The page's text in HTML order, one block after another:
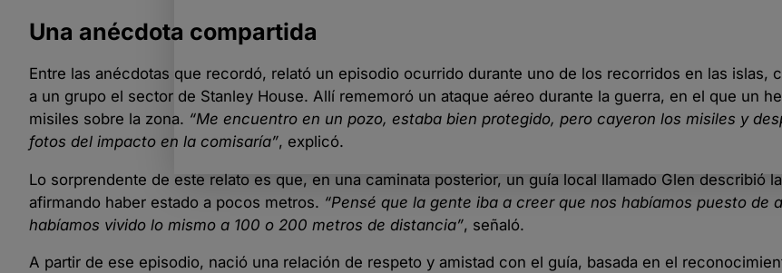
Una anécdota compartida
Entre las anécdotas que recordó, relató un episodio ocurrido durante uno de los recorridos en las islas,
a un grupo el sector de Stanley House. Allí rememoró un ataque aéreo durante la guerra, en el que un
misiles sobre la zona. “Me encuentro en un pozo, estaba bien protegido, pero cayeron los misiles y
fotos del impacto en la comisaría”, explicó.
Lo sorprendente de este relato es que, en una caminata posterior, un guía local llamado Glen describió
afirmando haber estado a pocos metros. “Pensé que la gente iba a creer que nos habíamos puesto de
habíamos vivido lo mismo a 100 o 200 metros de distancia”, señaló.
A partir de ese episodio, nació una relación de respeto y amistad con el guía, basada en el